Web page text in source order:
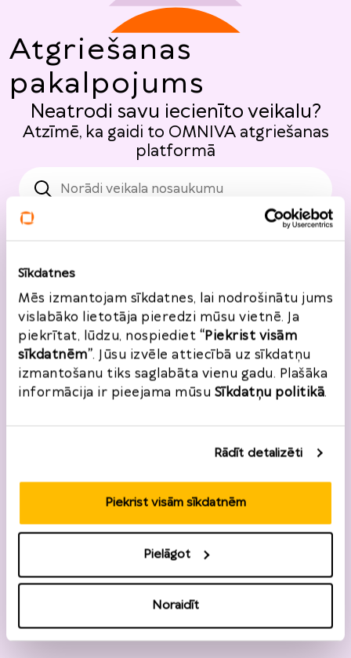
Sīkdatnes
Mēs izmantojam sīkdatnes, lai nodrošinātu jums
vislabāko lietotāja pieredzi mūsu vietnē. Ja
piekrītat, lūdzu, nospiediet “Piekrist visām
sīkdatnēm”. Jūsu izvēle attiecībā uz sīkdatņu
izmantošanu tiks saglabāta vienu gadu. Plašāka
informācija ir pieejama mūsu Sīkdatņu politikā.
Rādīt detalizēti
Piekrist visām sīkdatnēm
Pielāgot
Noraidīt
Atgriešanas
pakalpojums
Neatrodi savu iecienīto veikalu?
Atzīmē, ka gaidi to OMNIVA atgriešanas
platformā